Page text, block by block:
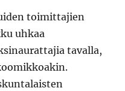
toimittajien
uhkaa
tavalla,